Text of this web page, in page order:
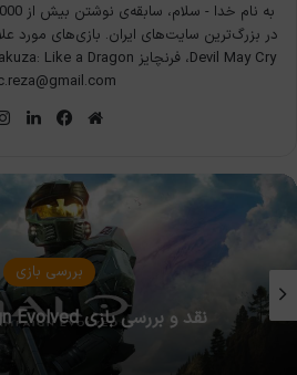
وبسایت
فیس
مقالات بازی
عملکرد خنک‌کننده‌های مایع
و کامپیوتر